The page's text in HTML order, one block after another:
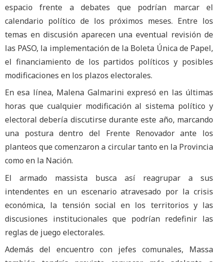
espacio frente a debates que podrían marcar el
calendario político de los próximos meses. Entre los
temas en discusión aparecen una eventual revisión de
las PASO, la implementación de la Boleta Única de Papel,
el financiamiento de los partidos políticos y posibles
modificaciones en los plazos electorales.
En esa línea, Malena Galmarini expresó en las últimas
horas que cualquier modificación al sistema político y
electoral debería discutirse durante este año, marcando
una postura dentro del Frente Renovador ante los
planteos que comenzaron a circular tanto en la Provincia
como en la Nación.
El armado massista busca así reagrupar a sus
intendentes en un escenario atravesado por la crisis
económica, la tensión social en los territorios y las
discusiones institucionales que podrían redefinir las
reglas de juego electorales.
Además del encuentro con jefes comunales, Massa